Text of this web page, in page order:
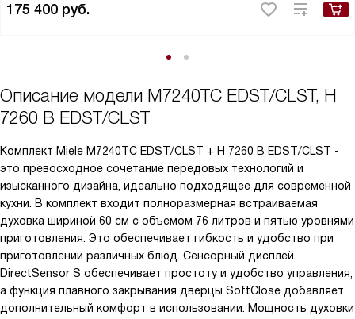
175 400 руб.
Описание модели M7240TC EDST/CLST, H
7260 B EDST/CLST
Комплект Miele M7240TC EDST/CLST + H 7260 B EDST/CLST -
это превосходное сочетание передовых технологий и
изысканного дизайна, идеально подходящее для современной
кухни. В комплект входит полноразмерная встраиваемая
духовка шириной 60 см с объемом 76 литров и пятью уровнями
приготовления. Это обеспечивает гибкость и удобство при
приготовлении различных блюд. Сенсорный дисплей
DirectSensor S обеспечивает простоту и удобство управления,
а функция плавного закрывания дверцы SoftClose добавляет
дополнительный комфорт в использовании. Мощность духовки